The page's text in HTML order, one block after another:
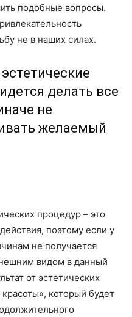
подобные вопросы.
не в наших силах.
делать все
не
желаемый
процедур – это
поэтому если у
не получается
видом в данный
от эстетических
который будет